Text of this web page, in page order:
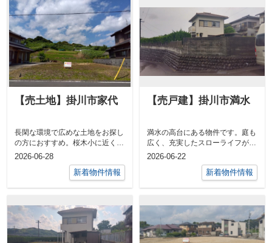
【売土地】掛川市家代
長閑な環境で広めな土地をお探し
の方におすすめ。桜木小に近く、
子育てにも安心な地区です。幹線
2026-06-28
新着物件情報
【売戸建】掛川市満水
満水の高台にある物件です。庭も
広く、充実したスローライフが送
れます。売中古住宅 ／ 掛川市
2026-06-22
新着物件情報